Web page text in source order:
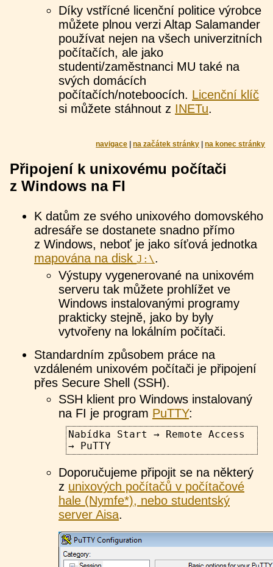
Díky vstřícné licenční politice výrobce
můžete plnou verzi Altap Salamander
používat nejen na všech univerzitních
počítačích, ale jako
studenti/zaměstnanci MU také na
svých domácích
počítačích/noteboocích. Licenční klíč
si můžete stáhnout z INETu.
navigace |na začátek stránky |na konec stránky
Připojení k unixovému počítači
z Windows na FI
K datům ze svého unixového domovského
adresáře se dostanete snadno přímo
z Windows, neboť je jako síťová jednotka
mapována na disk J:\.
Výstupy vygenerované na unixovém
serveru tak můžete prohlížet ve
Windows instalovanými programy
prakticky stejně, jako by byly
vytvořeny na lokálním počítači.
Standardním způsobem práce na
vzdáleném unixovém počítači je připojení
přes Secure Shell (SSH).
SSH klient pro Windows instalovaný
na FI je program PuTTY:
Nabídka Start → Remote Access
→ PuTTY
Doporučujeme připojit se na některý
z unixových počítačů v počítačové
hale (Nymfe*), nebo studentský
server Aisa.